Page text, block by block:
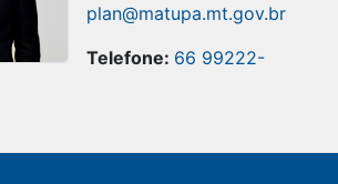
plan@matupa.mt.gov.br
Telefone: 66 99222-